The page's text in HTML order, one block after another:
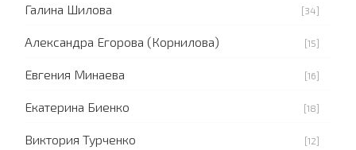
Галина Шилова [34]
Александра Егорова (Корнилова) [15]
Евгения Минаева [16]
Екатерина Биенко [18]
Виктория Турченко [12]